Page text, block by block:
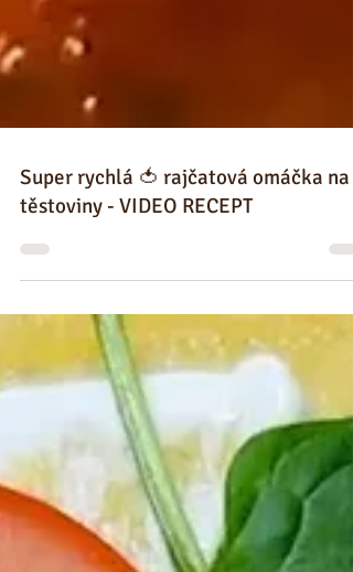
Super rychlá 🍅 rajčatová omáčka na
těstoviny - VIDEO RECEPT